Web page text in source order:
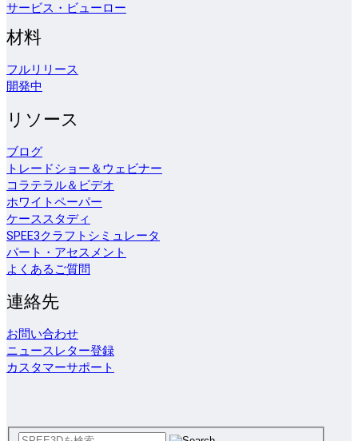
サービス・ビューロー
材料
フルリリース
開発中
リソース
ブログ
トレードショー＆ウェビナー
コラテラル＆ビデオ
ホワイトペーパー
ケーススタディ
SPEE3クラフトシミュレータ
パート・アセスメント
よくあるご質問
連絡先
お問い合わせ
ニュースレター登録
カスタマーサポート